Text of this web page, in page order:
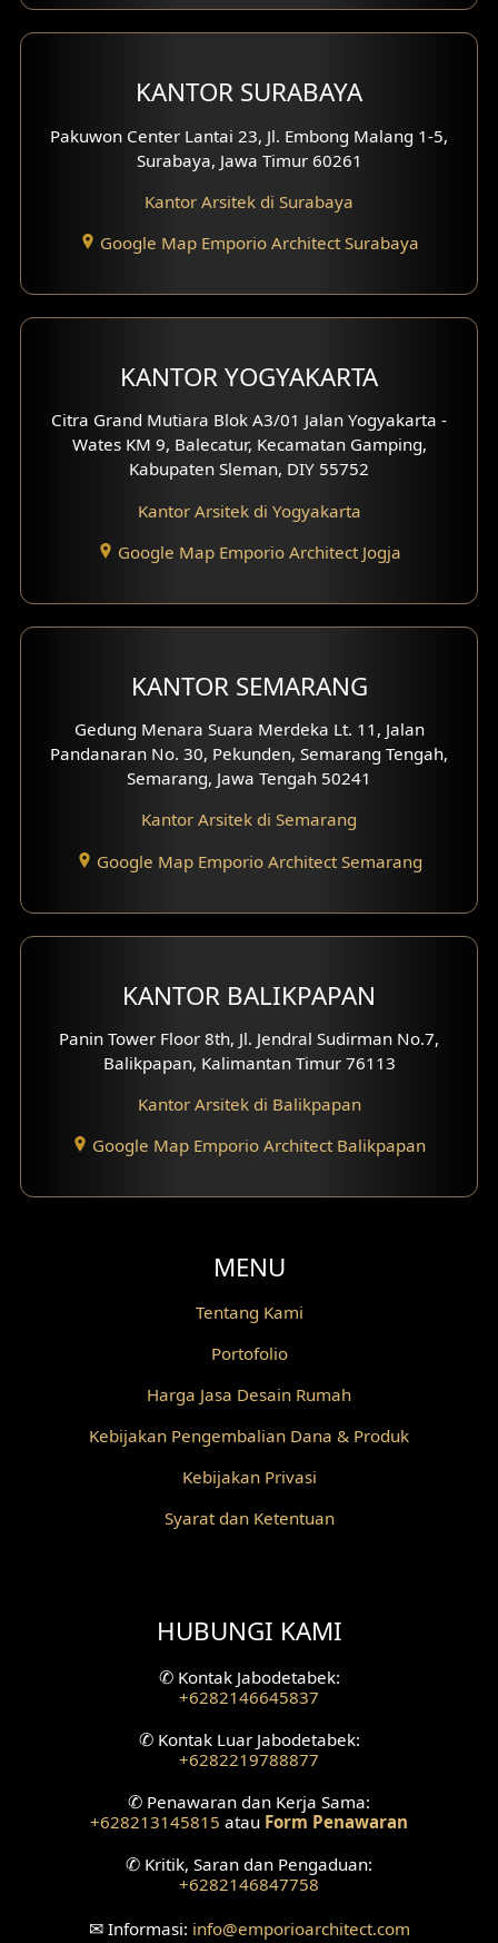
Desain Interior Kantor
Desain Interior Hotel
Eksterior Tampak Hook
Fasad Ruko
Fasad Klinik
Desain Basement
Desain Carport
Desain Rumah Scandinavian
Desain Rumah Tradisional
Desain Rumah Santorini
Desain Balkon
Desain Kanopi
Desain Gazebo
Desain Pantry
Desain Mini Theater
Desain Backyard
Desain Grill Kayu
Desain Railing
Desain Partisi
Desain Fasad Depan
Desain Fasad Belakang
Desain Ruang Studio Musik
Desain Interior Villa
Desain Plafon
KANTOR SURABAYA
Pakuwon Center Lantai 23, Jl. Embong Malang 1-5,
Surabaya, Jawa Timur 60261
Kantor Arsitek di Surabaya
Google Map Emporio Architect Surabaya
KANTOR YOGYAKARTA
Citra Grand Mutiara Blok A3/01 Jalan Yogyakarta -
Wates KM 9, Balecatur, Kecamatan Gamping,
Kabupaten Sleman, DIY 55752
Kantor Arsitek di Yogyakarta
Google Map Emporio Architect Jogja
KANTOR SEMARANG
Gedung Menara Suara Merdeka Lt. 11, Jalan
Pandanaran No. 30, Pekunden, Semarang Tengah,
Semarang, Jawa Tengah 50241
Kantor Arsitek di Semarang
Google Map Emporio Architect Semarang
KANTOR BALIKPAPAN
Panin Tower Floor 8th, Jl. Jendral Sudirman No.7,
Balikpapan, Kalimantan Timur 76113
Kantor Arsitek di Balikpapan
Google Map Emporio Architect Balikpapan
MENU
Tentang Kami
Portofolio
Harga Jasa Desain Rumah
Kebijakan Pengembalian Dana & Produk
Kebijakan Privasi
Syarat dan Ketentuan
HUBUNGI KAMI
✆Kontak Jabodetabek:
+6282146645837
✆Kontak Luar Jabodetabek:
+6282219788877
✆ Penawaran dan Kerja Sama:
+628213145815 atau Form Penawaran
✆ Kritik, Saran dan Pengaduan:
+6282146847758
✉Informasi: info@emporioarchitect.com